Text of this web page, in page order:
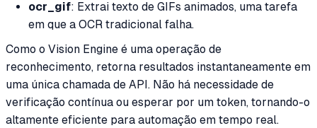
ocr_gif: Extrai texto de GIFs animados, uma tarefa
em que a OCR tradicional falha.
Como o Vision Engine é uma operação de
reconhecimento, retorna resultados instantaneamente em
uma única chamada de API. Não há necessidade de
verificação contínua ou esperar por um token, tornando-o
altamente eficiente para automação em tempo real.